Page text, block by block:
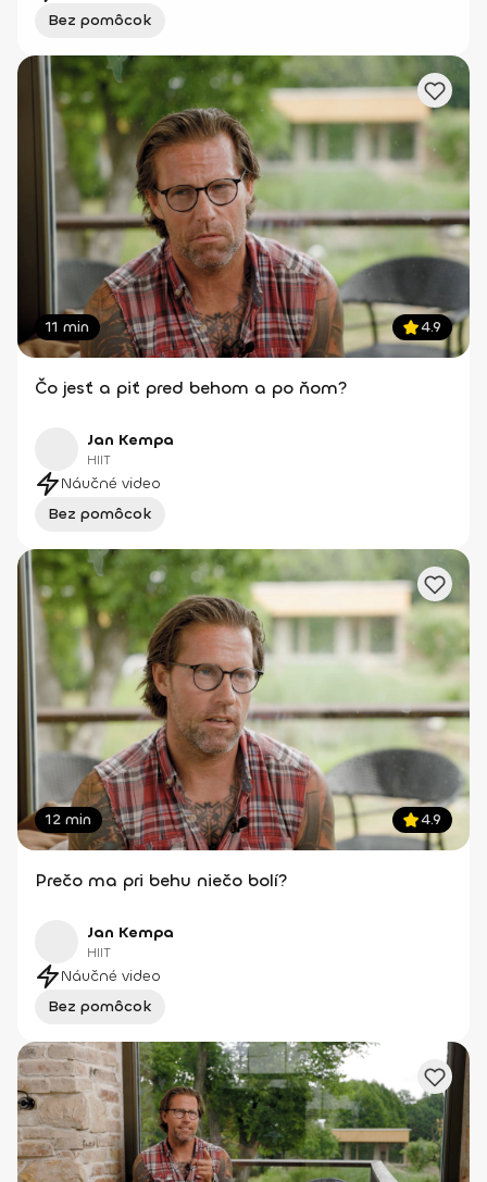
Bez pomôcok
11 min 4.9
Čo jesť a piť pred behom a po ňom?
Jan Kempa
HIIT
Náučné video
Bez pomôcok
12 min 4.9
Prečo ma pri behu niečo bolí?
Jan Kempa
HIIT
Náučné video
Bez pomôcok